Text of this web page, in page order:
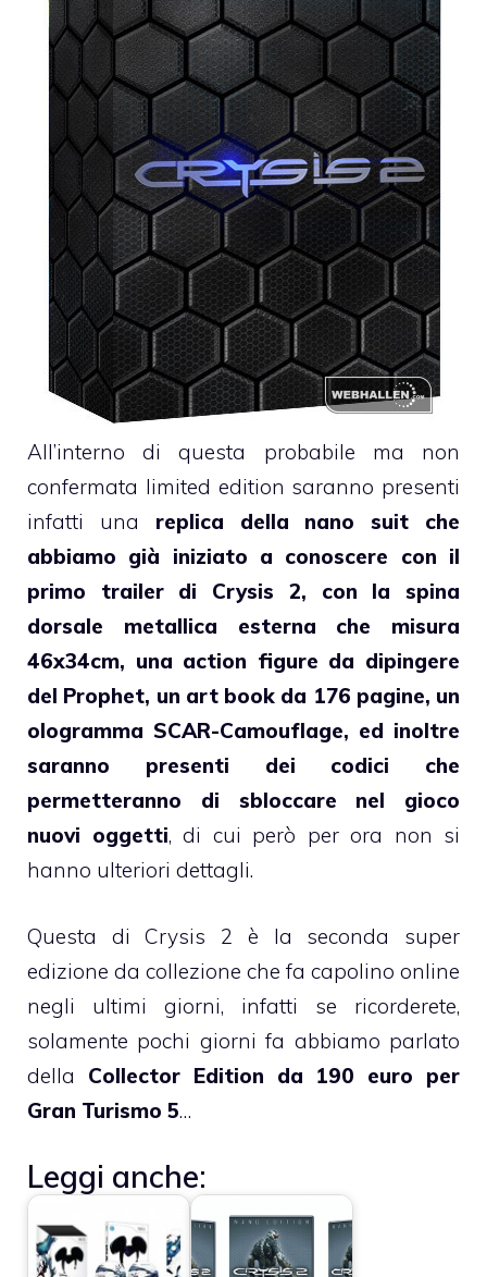
All’interno di questa probabile ma non
confermata limited edition saranno presenti
infatti una replica della nano suit che
abbiamo già iniziato a conoscere con il
primo trailer di Crysis 2, con la spina
dorsale metallica esterna che misura
46x34cm, una action figure da dipingere
del Prophet, un art book da 176 pagine, un
ologramma SCAR-Camouflage, ed inoltre
saranno presenti dei codici che
permetteranno di sbloccare nel gioco
nuovi oggetti, di cui però per ora non si
hanno ulteriori dettagli.
Questa di Crysis 2 è la seconda super
edizione da collezione che fa capolino online
negli ultimi giorni, infatti se ricorderete,
solamente pochi giorni fa abbiamo parlato
della Collector Edition da 190 euro per
Gran Turismo 5…
Leggi anche: